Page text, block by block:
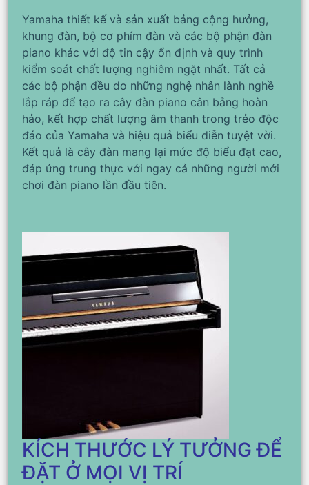
Yamaha thiết kế và sản xuất bảng cộng hưởng,
khung đàn, bộ cơ phím đàn và các bộ phận đàn
piano khác với độ tin cậy ổn định và quy trình
kiểm soát chất lượng nghiêm ngặt nhất. Tất cả
các bộ phận đều do những nghệ nhân lành nghề
lắp ráp để tạo ra cây đàn piano cân bằng hoàn
hảo, kết hợp chất lượng âm thanh trong trẻo độc
đáo của Yamaha và hiệu quả biểu diễn tuyệt vời.
Kết quả là cây đàn mang lại mức độ biểu đạt cao,
đáp ứng trung thực với ngay cả những người mới
chơi đàn piano lần đầu tiên.
KÍCH THƯỚC LÝ TƯỞNG ĐỂ
ĐẶT Ở MỌI VỊ TRÍ